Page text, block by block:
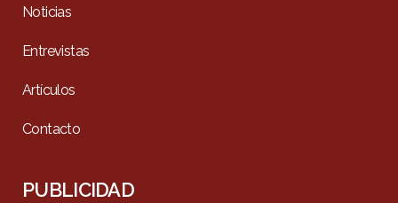
Noticias
Entrevistas
Artículos
Contacto
PUBLICIDAD